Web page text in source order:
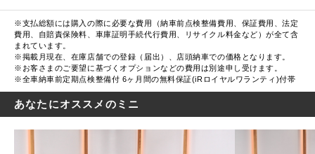
※支払総額には購入の際に必要な費用（納車前点検整備費用、保証費用、法定
費用、自賠責保険料、車庫証明手続代行費用、リサイクル料金など）が全て含
まれています。
※掲載月現在、在庫店舗での登録（届出）、店頭納車での価格となります。
※お客さまのご要望に基づくオプションなどの費用は別途申し受けます。
※全車納車前定期点検整備付 6ヶ月間の無料保証(iRロイヤルワランティ)付帯
あなたにオススメのミニ